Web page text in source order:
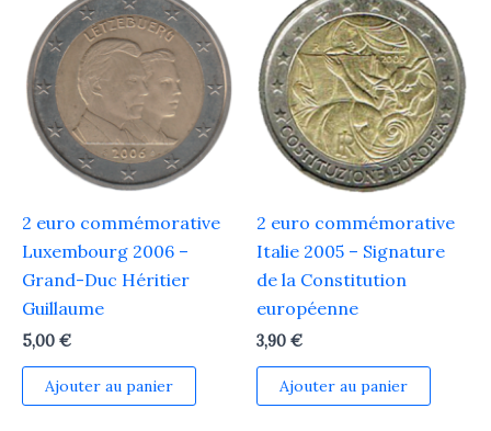
2 euro commémorative
Luxembourg 2006 –
Grand-Duc Héritier
Guillaume
5,00 €
Ajouter au panier
2 euro commémorative
Italie 2005 – Signature
de la Constitution
européenne
3,90 €
Ajouter au panier